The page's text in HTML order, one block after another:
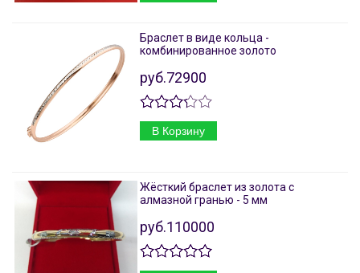
Браслет в виде кольца -
комбинированное золото
руб.72900
В Корзину
Жёсткий браслет из золота с
алмазной гранью - 5 мм
руб.110000